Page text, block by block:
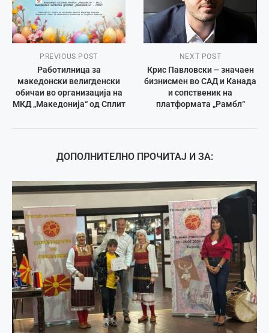
PREVIOUS POST
Работилница за
македонски велигденски
обичаи во организација на
МКД „Македонија“ од Сплит
NEXT POST
Крис Павловски – значаен
бизнисмен во САД и Канада
и сопственик на
платформата „Рамбл“
ДОПОЛНИТЕЛНО ПРОЧИТАЈ И ЗА: